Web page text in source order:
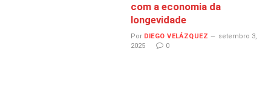
com a economia da
longevidade
Por DIEGO VELÁZQUEZ
setembro 3,
2025
0